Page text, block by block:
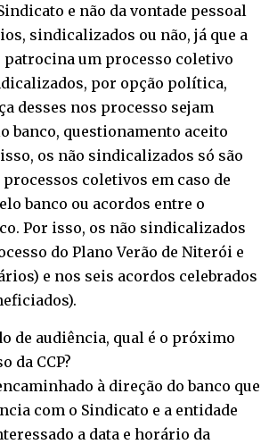
e não da vontade pessoal
sindicalizados ou não, já que a
patrocina um processo coletivo
por opção política,
desses nos processo sejam
banco, questionamento aceito
os não sindicalizados só são
coletivos em caso de
banco ou acordos entre o
Por isso, os não sindicalizados
do Plano Verão de Niterói e
e nos seis acordos celebrados
de audiência, qual é o próximo
da CCP?
à direção do banco que
com o Sindicato e a entidade
a data e horário da